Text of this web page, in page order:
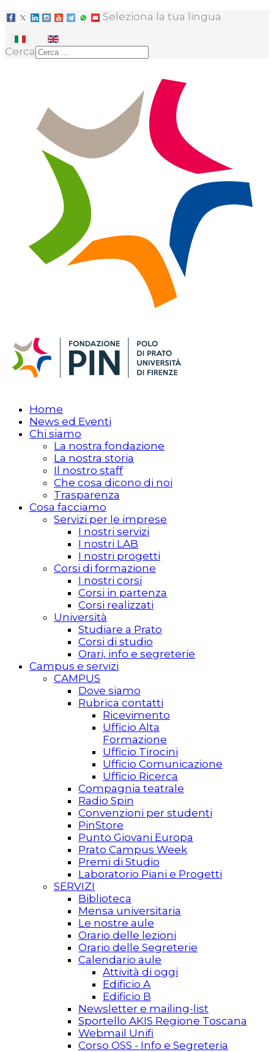
Seleziona la tua lingua
Cerca
Home
News ed Eventi
Chi siamo
La nostra fondazione
La nostra storia
Il nostro staff
Che cosa dicono di noi
Trasparenza
Cosa facciamo
Servizi per le imprese
I nostri servizi
I nostri LAB
I nostri progetti
Corsi di formazione
I nostri corsi
Corsi in partenza
Corsi realizzati
Università
Studiare a Prato
Corsi di studio
Orari, info e segreterie
Campus e servizi
CAMPUS
Dove siamo
Rubrica contatti
Ricevimento
Ufficio Alta
Formazione
Ufficio Tirocini
Ufficio Comunicazione
Ufficio Ricerca
Compagnia teatrale
Radio Spin
Convenzioni per studenti
PinStore
Punto Giovani Europa
Prato Campus Week
Premi di Studio
Laboratorio Piani e Progetti
SERVIZI
Biblioteca
Mensa universitaria
Le nostre aule
Orario delle lezioni
Orario delle Segreterie
Calendario aule
Attività di oggi
Edificio A
Edificio B
Newsletter e mailing-list
Sportello AKIS Regione Toscana
Webmail Unifi
Corso OSS - Info e Segreteria